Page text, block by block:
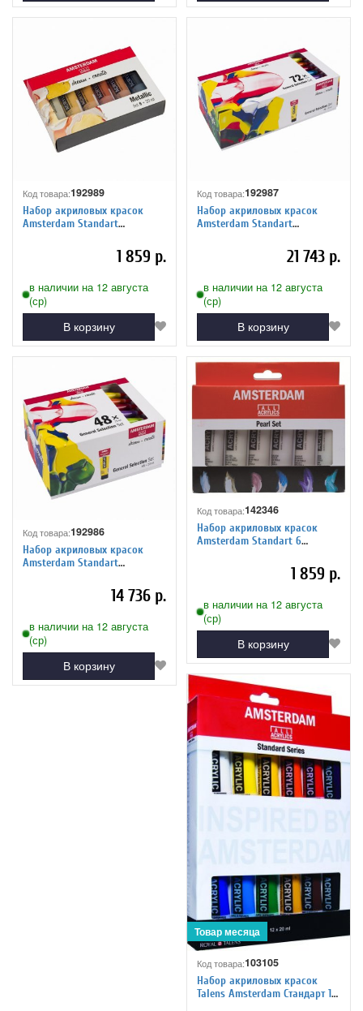
Код товара:192989
Набор акриловых красок
Amsterdam Standart
1 859 р.
в наличии на 12 августа
(ср)
В корзину
Код товара:192987
Набор акриловых красок
Amsterdam Standart
21 743 р.
в наличии на 12 августа
(ср)
В корзину
Код товара:192986
Набор акриловых красок
Amsterdam Standart
14 736 р.
в наличии на 12 августа
(ср)
В корзину
Код товара:142346
Набор акриловых красок
Amsterdam Standart 6
1 859 р.
в наличии на 12 августа
(ср)
В корзину
Код товара:103105
Набор акриловых красок
Talens Amsterdam Стандарт 12